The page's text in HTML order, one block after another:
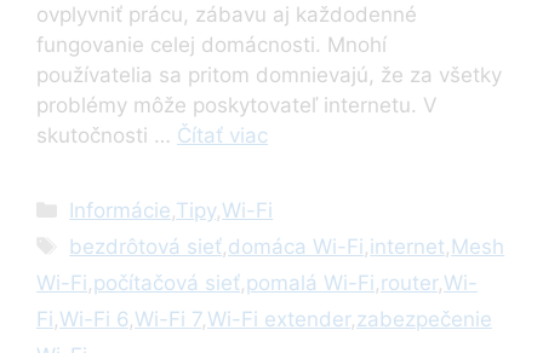
ovplyvniť prácu, zábavu aj každodenné
fungovanie celej domácnosti. Mnohí
používatelia sa pritom domnievajú, že za všetky
problémy môže poskytovateľ internetu. V
skutočnosti … Čítať viac
Kategórie
Informácie Tipy, Wi-Fi
Značky
bezdrôtová sieť domáca Wi-Fi internet Mesh
Wi-Fi počítačová sieť pomalá Wi-Fi router, Wi-
Fi Wi-Fi 6 Wi-Fi 7, Wi-Fi extender, zabezpečenie